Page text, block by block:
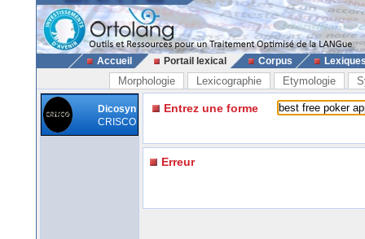
Accueil Portail lexical Corpus
Morphologie Lexicographie Etymologie
Dicosyn
CRISCO
Entrez une forme
Erreur